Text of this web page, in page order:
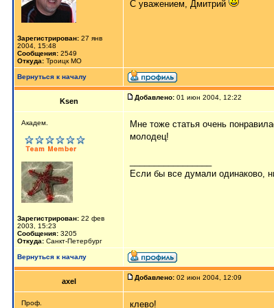
Зарегистрирован: 27 янв
2004, 15:48
Сообщения: 2549
Откуда: Троицк МО
С уважением, Дмитрий
Вернуться к началу
Ksen Добавлено: 01 июн 2004, 12:22
Aкaдeм.
Зарегистрирован: 22 фев
2003, 15:23
Сообщения: 3205
Откуда: Санкт-Петербург
Мне тоже статья очень
молодец!
Если бы все думали одинаково,
Вернуться к началу
axel Добавлено: 02 июн 2004, 12:09
Пpoф. клево!